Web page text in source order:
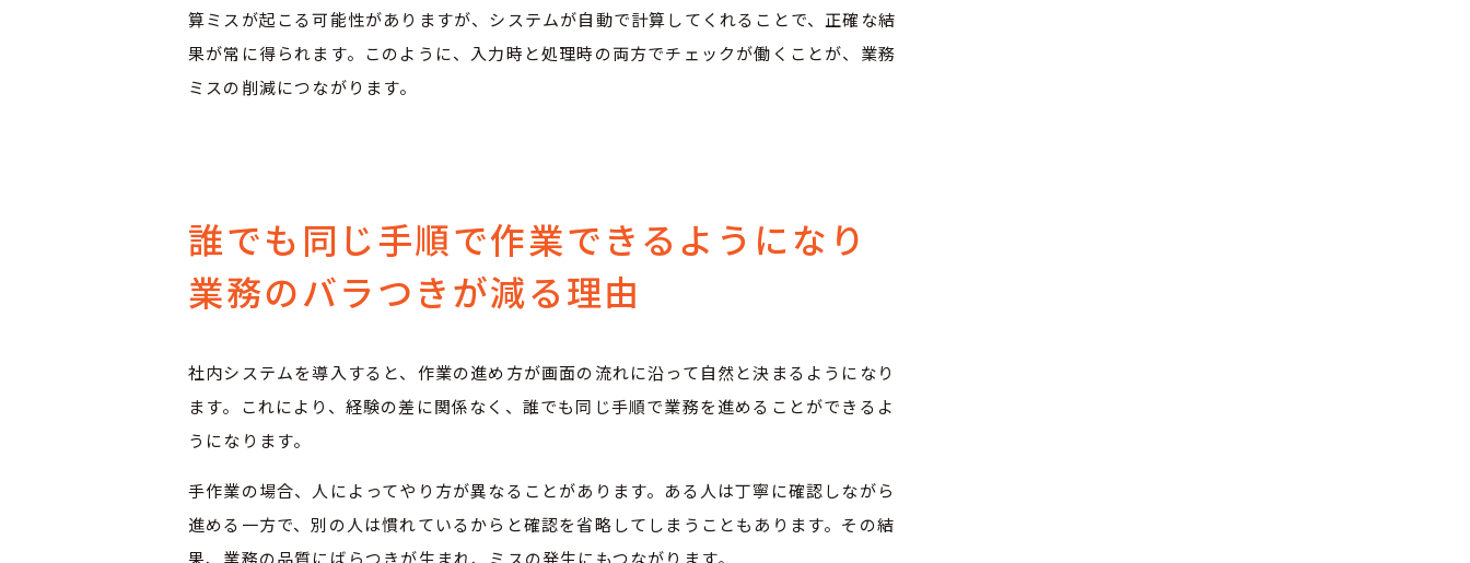
算ミスが起こる可能性がありますが、システムが自動で計算してくれることで、正確な結
果が常に得られます。このように、入力時と処理時の両方でチェックが働くことが、業務
ミスの削減につながります。
誰でも同じ手順で作業できるようになり
業務のバラつきが減る理由
社内システムを導入すると、作業の進め方が画面の流れに沿って自然と決まるようになり
ます。これにより、経験の差に関係なく、誰でも同じ手順で業務を進めることができるよ
うになります。
手作業の場合、人によってやり方が異なることがあります。ある人は丁寧に確認しながら
進める一方で、別の人は慣れているからと確認を省略してしまうこともあります。その結
果、業務の品質にばらつきが生まれ、ミスの発生にもつながります。